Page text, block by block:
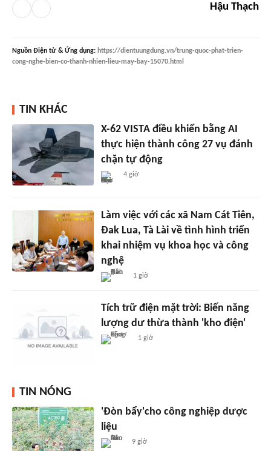
Hậu Thạch
Nguồn Điện tử & Ứng dụng: https://dientuungdung.vn/trung-quoc-phat-trien-
cong-nghe-bien-co-thanh-nhien-lieu-may-bay-15070.html
TIN KHÁC
X-62 VISTA điều khiển bằng AI
thực hiện thành công 27 vụ đánh
chặn tự động
4 giờ
Làm việc với các xã Nam Cát Tiên,
Đak Lua, Tà Lài về tình hình triển
khai nhiệm vụ khoa học và công
nghệ
1 giờ
Tích trữ điện mặt trời: Biến năng
lượng dư thừa thành 'kho điện'
1 giờ
TIN NÓNG
'Đòn bẩy'cho công nghiệp dược
liệu
9 giờ